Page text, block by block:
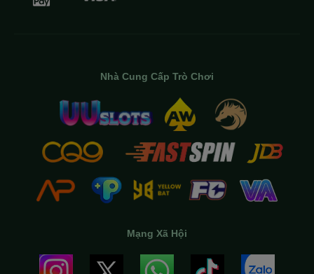
Nhà Cung Cấp Trò Chơi
Mạng Xã Hội